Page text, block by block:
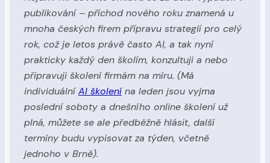
publikování – příchod nového roku znamená u
mnoha českých firem přípravu strategií pro celý
rok, což je letos právě často AI, a tak nyní
prakticky každý den školím, konzultuji a nebo
připravuji školení firmám na míru. (Má
individuálníAI školenína leden jsou vyjma
poslední soboty a dnešního online školení už
plná, můžete se ale předběžně hlásit, další
termíny budu vypisovat za týden, včetně
jednoho v Brně).